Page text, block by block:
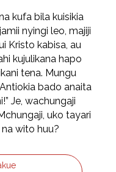
kufa bila kuisikia
nyingi leo, majiji
Kristo kabisa, au
kujulikana hapo
tena. Mungu
bado anaita
Je, wachungaji
uko tayari
wito huu?